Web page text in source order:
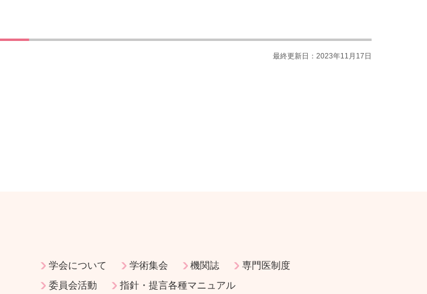
最終更新日：2023年11月17日
学会について 学術集会 機関誌
専門医制度
委員会活動
指針・提言各種マニュアル